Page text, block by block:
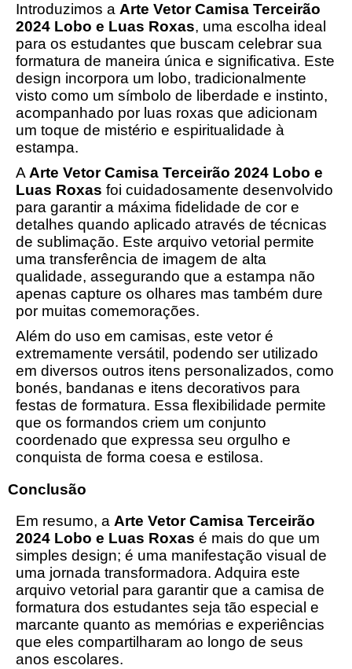
Introduzimos a Arte Vetor Camisa Terceirão
2024 Lobo e Luas Roxas, uma escolha ideal
para os estudantes que buscam celebrar sua
formatura de maneira única e significativa. Este
design incorpora um lobo, tradicionalmente
visto como um símbolo de liberdade e instinto,
acompanhado por luas roxas que adicionam
um toque de mistério e espiritualidade à
estampa.
A Arte Vetor Camisa Terceirão 2024 Lobo e
Luas Roxas foi cuidadosamente desenvolvido
para garantir a máxima fidelidade de cor e
detalhes quando aplicado através de técnicas
de sublimação. Este arquivo vetorial permite
uma transferência de imagem de alta
qualidade, assegurando que a estampa não
apenas capture os olhares mas também dure
por muitas comemorações.
Além do uso em camisas, este vetor é
extremamente versátil, podendo ser utilizado
em diversos outros itens personalizados, como
bonés, bandanas e itens decorativos para
festas de formatura. Essa flexibilidade permite
que os formandos criem um conjunto
coordenado que expressa seu orgulho e
conquista de forma coesa e estilosa.
Conclusão
Em resumo, a Arte Vetor Camisa Terceirão
2024 Lobo e Luas Roxas é mais do que um
simples design; é uma manifestação visual de
uma jornada transformadora. Adquira este
arquivo vetorial para garantir que a camisa de
formatura dos estudantes seja tão especial e
marcante quanto as memórias e experiências
que eles compartilharam ao longo de seus
anos escolares.